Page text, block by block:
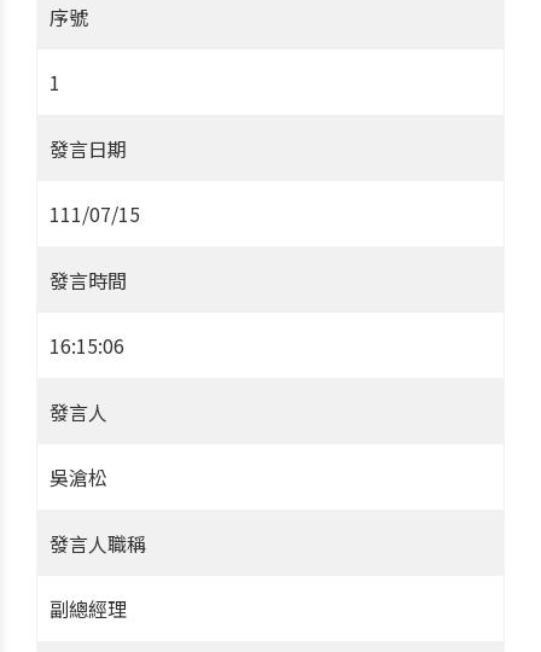
序號
1
發言日期
111/07/15
發言時間
16:15:06
發言人
吳滄松
發言人職稱
副總經理